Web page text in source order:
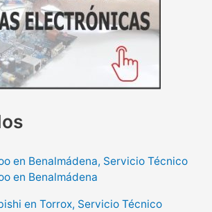
en Benalmádena, Servicio Técnico
en Benalmádena
en Torrox, Servicio Técnico